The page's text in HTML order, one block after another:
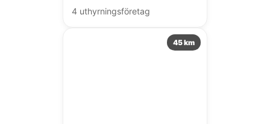
4 uthyrningsföretag
45 km